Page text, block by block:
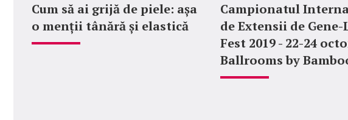
Cum să ai grijă de piele: așa
o menții tânără și elastică
Campionatul
de Extensii de Gene-
Fest 2019 - 22-24
Ballrooms by